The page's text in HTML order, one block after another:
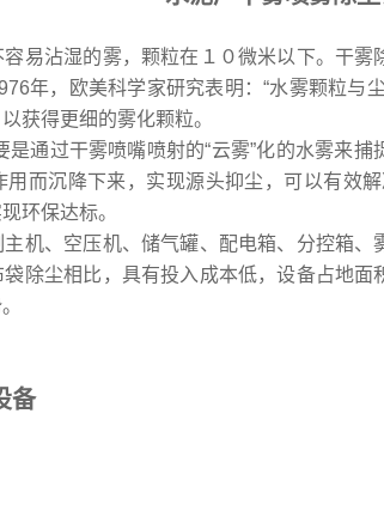
易沾湿的雾，颗粒在１０微米以下。干
年，欧美科学家研究表明：“水雾颗粒与
获得更细的雾化颗粒。
是通过干雾喷嘴喷射的“云雾”化的水雾来
而沉降下来，实现源头抑尘，可以有效
环保达标。
机、空压机、储气罐、配电箱、分控箱、
除尘相比，具有投入成本低，设备占地
备